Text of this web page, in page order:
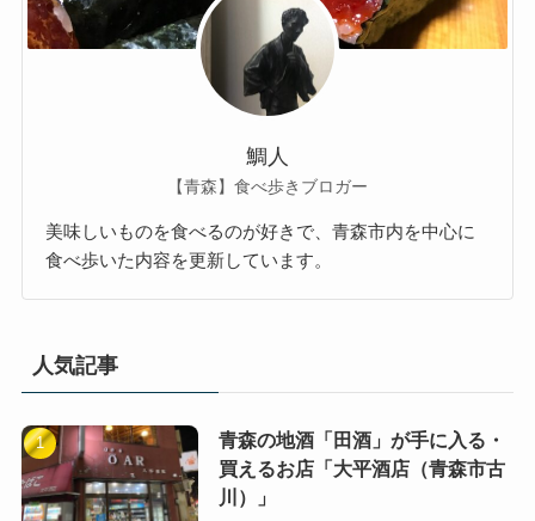
鯛人
【青森】食べ歩きブロガー
美味しいものを食べるのが好きで、青森市内を中心に
食べ歩いた内容を更新しています。
人気記事
青森の地酒「田酒」が手に入る・
買えるお店「大平酒店（青森市古
川）」